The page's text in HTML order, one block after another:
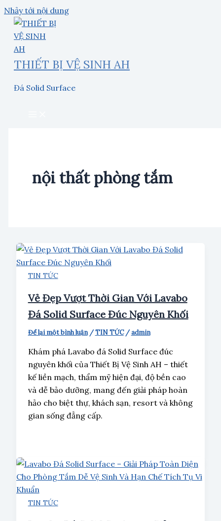
Nhảy tới nội dung
THIẾT BỊ VỆ SINH AH
Đá Solid Surface
nội thất phòng tắm
TIN TỨC
Vẻ Đẹp Vượt Thời Gian Với Lavabo
Đá Solid Surface Đúc Nguyên Khối
Để lại một bình luận /TIN TỨC/admin
Khám phá Lavabo đá Solid Surface đúc
nguyên khối của Thiết Bị Vệ Sinh AH – thiết
kế liền mạch, thẩm mỹ hiện đại, độ bền cao
và dễ bảo dưỡng, mang đến giải pháp hoàn
hảo cho biệt thự, khách sạn, resort và không
gian sống đẳng cấp.
TIN TỨC